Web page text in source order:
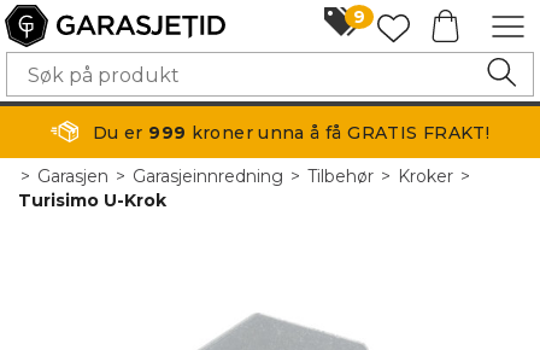
9
Du er 999 kroner unna å få GRATIS FRAKT!
>Garasjen>Garasjeinnredning>Tilbehør> Kroker>
Turisimo U-Krok